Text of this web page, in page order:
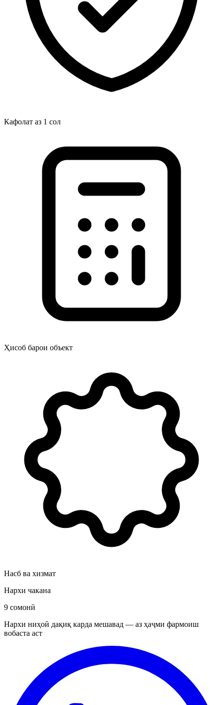
Кафолат аз 1 сол
Ҳисоб барои объект
Насб ва хизмат
Нархи чакана
9 сомонӣ
Нархи ниҳоӣ дақиқ карда мешавад — аз ҳаҷми фармоиш
вобаста аст